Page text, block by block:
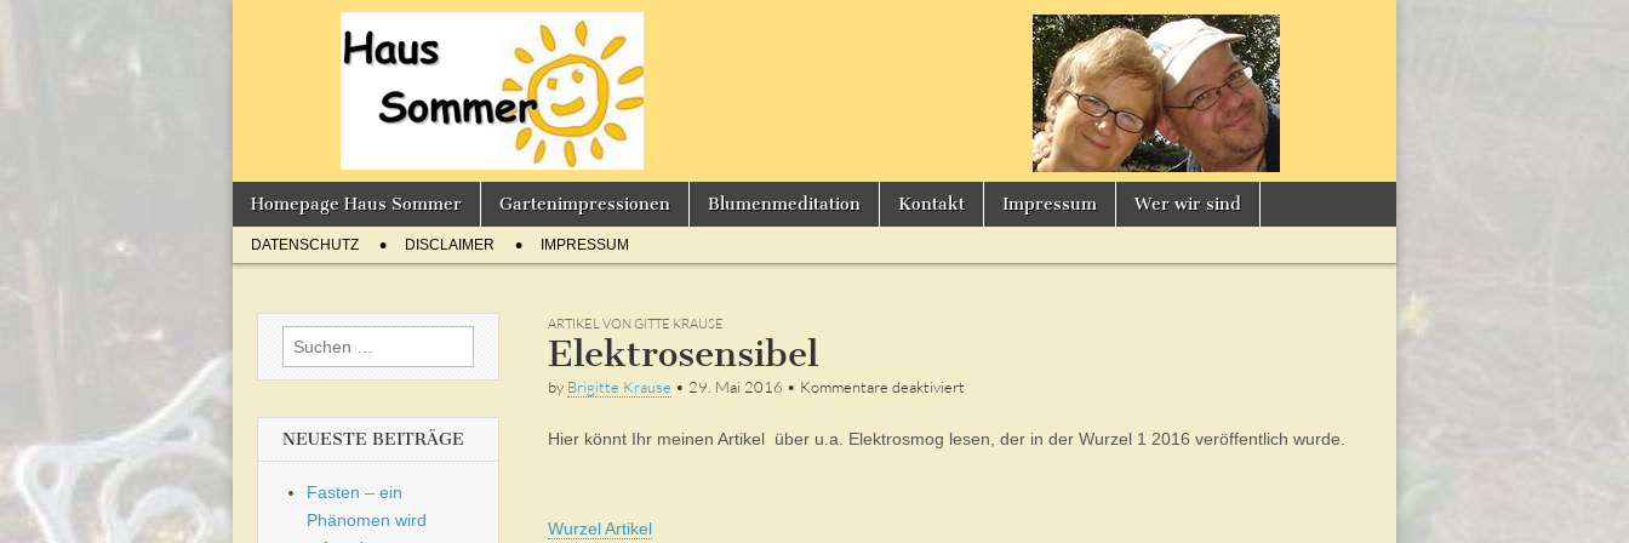
Sommer's
BLOG
Main
menu
Skip
content
Homepage Haus Sommer Gartenimpressionen Blumenmeditation Kontakt Impressum Wer wir sind
Sub
menu
DATENSCHUTZ DISCLAIMER IMPRESSUM
ARTIKEL VON GITTE KRAUSE
Elektrosensibel
by Brigitte Krause • 29. Mai 2016 • Kommentare deaktiviert
Hier könnt Ihr meinen Artikel über u.a. Elektrosmog lesen, der in der Wurzel 1 2016 veröffentlich wurde.
Wurzel Artikel
Suchen
nach:
NEUESTE BEITRÄGE
Fasten – ein
Phänomen wird